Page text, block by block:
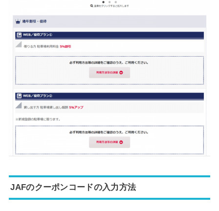
JAFのクーポンコードの入力方法